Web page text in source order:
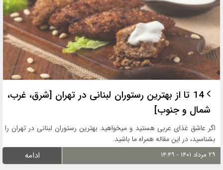
14 تا از بهترین رستوران لبنانی در تهران [شرق، غرب،
شمال و جنوب]
اگر عاشق غذای عربی هستید و میخواهید بهترین رستوران لبنانی در تهران را
بشناسید، در این مقاله همراه ما باشید.
۲۹ مرداد ۱۴۰۱ - ۱۴:۴۹ ادامه